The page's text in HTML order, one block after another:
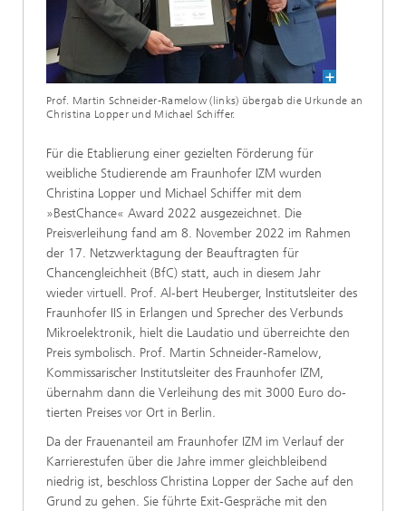
Prof. Martin Schneider-Ramelow (links) übergab die Urkunde an
Christina Lopper und Michael Schiffer.
Für die Etablierung einer gezielten Förderung für
weibliche Studierende am Fraunhofer IZM wurden
Christina Lopper und Michael Schiffer mit dem
»BestChance« Award 2022 ausgezeichnet. Die
Preisverleihung fand am 8. November 2022 im Rahmen
der 17. Netzwerktagung der Beauftragten für
Chancengleichheit (BfC) statt, auch in diesem Jahr
wieder virtuell. Prof. Al-bert Heuberger, Institutsleiter des
Fraunhofer IIS in Erlangen und Sprecher des Verbunds
Mikroelektronik, hielt die Laudatio und überreichte den
Preis symbolisch. Prof. Martin Schneider-Ramelow,
Kommissarischer Institutsleiter des Fraunhofer IZM,
übernahm dann die Verleihung des mit 3000 Euro do-
tierten Preises vor Ort in Berlin.
Da der Frauenanteil am Fraunhofer IZM im Verlauf der
Karrierestufen über die Jahre immer gleichbleibend
niedrig ist, beschloss Christina Lopper der Sache auf den
Grund zu gehen. Sie führte Exit-Gespräche mit den